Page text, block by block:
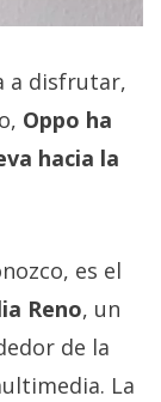
a disfrutar,
Oppo ha
hacia la
es el
Reno, un
de la
La